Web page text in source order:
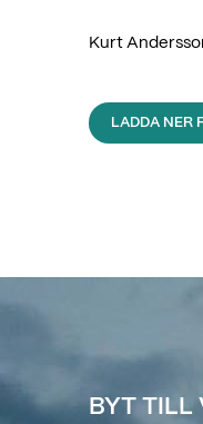
Kurt
LADDA NER
BYT TILL